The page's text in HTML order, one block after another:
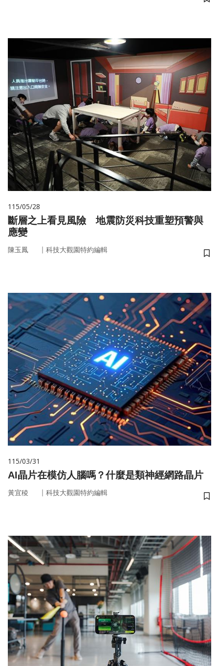
儲
115/05/28
斷層之上看見風險 地震防災科技重塑預警與
應變
陳玉鳳 ｜ 科技大觀園特約編輯
儲
115/03/31
AI晶片在模仿人腦嗎？什麼是類神經網路晶片
黃宜稜 ｜ 科技大觀園特約編輯
儲